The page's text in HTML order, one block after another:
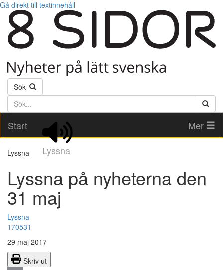
Gå direkt till textinnehåll
Sök
Söktext
Start
Lyssna
Mer
Lyssna
Lyssna på nyheterna den
31 maj
Lyssna
170531
29 maj 2017
Skriv ut